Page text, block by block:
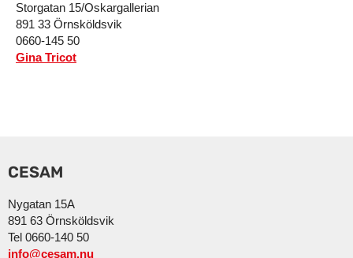
Storgatan 15/Oskargallerian
891 33 Örnsköldsvik
0660-145 50
Gina Tricot
CESAM
Nygatan 15A
891 63 Örnsköldsvik
Tel 0660-140 50
info@cesam.nu